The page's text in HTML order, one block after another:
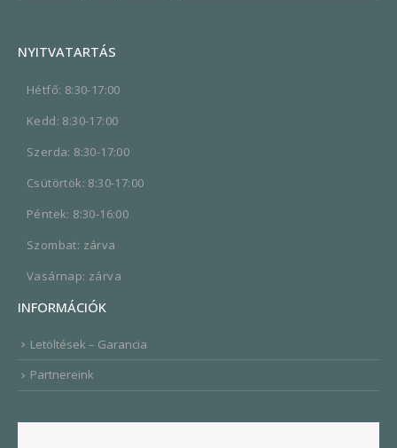
NYITVATARTÁS
Hétfő: 8:30-17:00
Kedd: 8:30-17:00
Szerda: 8:30-17:00
Csütörtök: 8:30-17:00
Péntek: 8:30-16:00
Szombat: zárva
Vasárnap: zárva
INFORMÁCIÓK
Letöltések – Garancia
Partnereink